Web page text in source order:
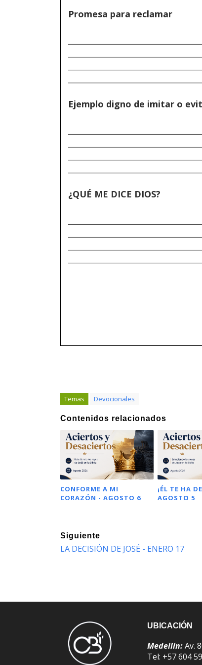
Promesa para reclamar
Ejemplo digno de imitar o
¿QUÉ ME DICE DIOS?
Temas Devocionales
Contenidos relacionados
CONFORME A MI
CORAZÓN - AGOSTO 6
¡ÉL TE HA
AGOSTO 5
Siguiente
LA DECISIÓN DE JOSÉ - ENERO 17
UBICACIÓN
Medellín:Av.
Tel: +57 604